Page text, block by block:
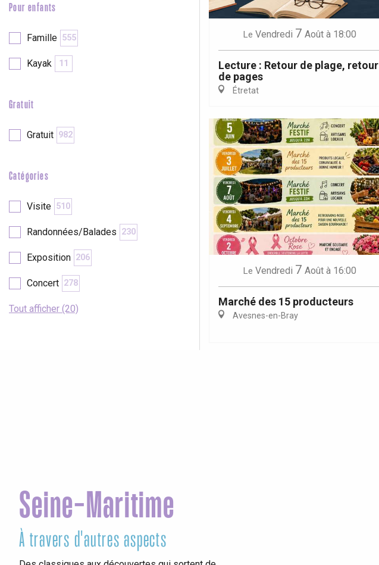
Pour enfants
Famille 555
Kayak 11
Gratuit
Gratuit 982
Catégories
Visite 510
Randonnées/Balades 230
Exposition 206
Concert 278
Tout afficher (20)
Le Vendredi 7 Août à 18:00
Lecture : Retour de plage, retour
de pages
Étretat
Le Vendredi 7 Août à 16:00
Marché des 15 producteurs
Avesnes-en-Bray
Seine-Maritime
À travers d'autres aspects